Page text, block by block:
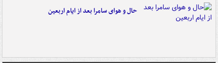
حال و هوای سامرا بعد از ایام اربعین